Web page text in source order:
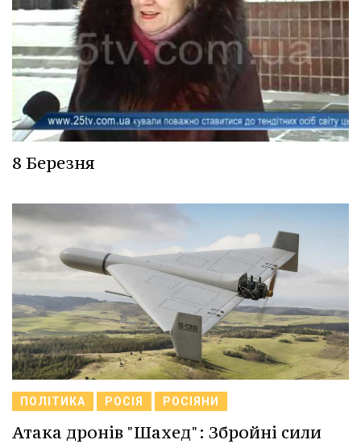
8 Березня
ПОЛІТИКА РОСІЯ РОСІЯНИ
Атака дронів "Шахед": Збройні сили